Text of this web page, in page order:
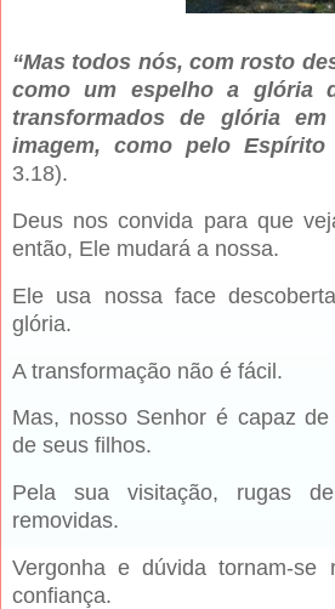
“Mas todos nós, com rosto
como um espelho a glória
transformados de glória
imagem, como pelo Espírito
3.18).
Deus nos convida para que
então, Ele mudará a nossa.
Ele usa nossa face
glória.
A transformação não é fácil.
Mas, nosso Senhor é capaz
de seus filhos.
Pela sua visitação, rugas
removidas.
Vergonha e dúvida tornam-se
confiança.